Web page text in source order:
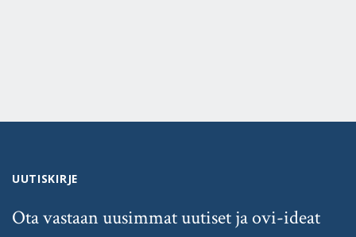
UUTISKIRJE
Ota vastaan uusimmat uutiset ja ovi-ideat